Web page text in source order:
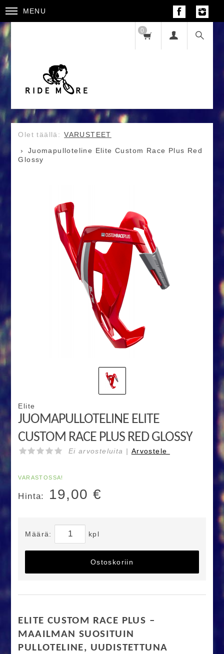
MENU
0
VARUSTEET
Juomapulloteline Elite Custom Race Plus Red
Glossy
Elite
JUOMAPULLOTELINE ELITE
CUSTOM RACE PLUS RED GLOSSY
Ei arvosteluita | Arvostele
VARASTOSSA!
Hinta: 19,00 €
Määrä: kpl
Ostoskoriin
ELITE CUSTOM RACE PLUS –
MAAILMAN SUOSITUIN
PULLOTELINE, UUDISTETTUNA